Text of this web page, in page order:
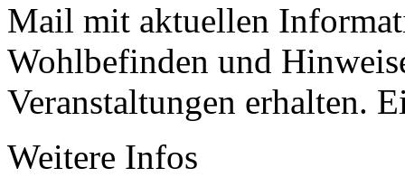
Mail mit aktuellen
Wohlbefinden und
Veranstaltungen erhalten.
Weitere Infos